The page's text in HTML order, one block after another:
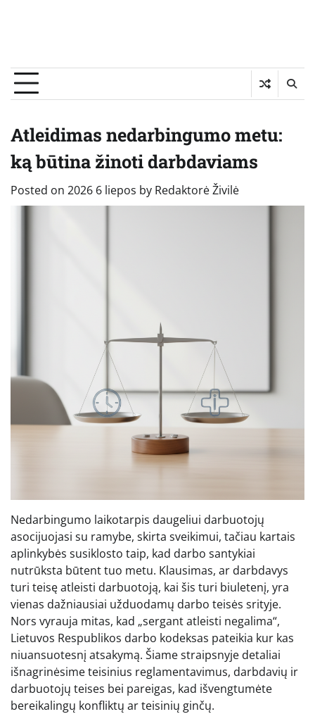
Atleidimas nedarbingumo metu:
ką būtina žinoti darbdaviams
Posted on 2026 6 liepos by Redaktorė Živilė
Nedarbingumo laikotarpis daugeliui darbuotojų
asocijuojasi su ramybe, skirta sveikimui, tačiau kartais
aplinkybės susiklosto taip, kad darbo santykiai
nutrūksta būtent tuo metu. Klausimas, ar darbdavys
turi teisę atleisti darbuotoją, kai šis turi biuletenį, yra
vienas dažniausiai užduodamų darbo teisės srityje.
Nors vyrauja mitas, kad „sergant atleisti negalima“,
Lietuvos Respublikos darbo kodeksas pateikia kur kas
niuansuotesnį atsakymą. Šiame straipsnyje detaliai
išnagrinėsime teisinius reglamentavimus, darbdavių ir
darbuotojų teises bei pareigas, kad išvengtumėte
bereikalingų konfliktų ar teisinių ginčų.